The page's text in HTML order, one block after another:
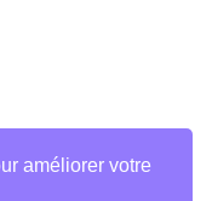
améliorer votre